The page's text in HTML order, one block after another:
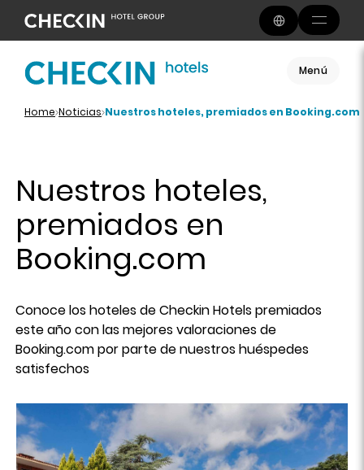
Menú
Home Noticias Nuestros hoteles, premiados en Booking.com
Nuestros hoteles,
premiados en
Booking.com
Conoce los hoteles de Checkin Hotels premiados
este año con las mejores valoraciones de
Booking.com por parte de nuestros huéspedes
satisfechos